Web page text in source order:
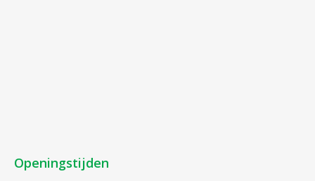
Openingstijden